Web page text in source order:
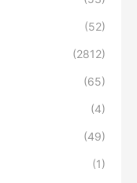
(52)
(2812)
(65)
(4)
(49)
(1)